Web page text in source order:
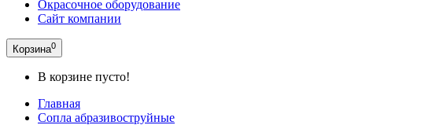
Окрасочное оборудование
Сайт компании
Корзина0
В корзине пусто!
Главная
Сопла абразивоструйные